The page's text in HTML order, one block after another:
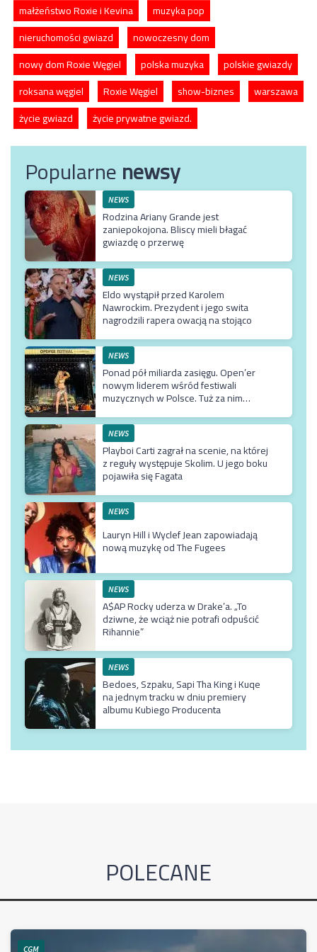
małżeństwo Roxie i Kevina
muzyka pop
nieruchomości gwiazd
nowoczesny dom
nowy dom Roxie Węgiel
polska muzyka
polskie gwiazdy
roksana węgiel
Roxie Węgiel show-biznes
warszawa
życie gwiazd
życie prywatne gwiazd.
Popularnenewsy
NEWS
Rodzina Ariany Grande jest
zaniepokojona. Bliscy mieli błagać
gwiazdę o przerwę
NEWS
Eldo wystąpił przed Karolem
Nawrockim. Prezydent i jego swita
nagrodzili rapera owacją na stojąco
NEWS
Ponad pół miliarda zasięgu. Open’er
nowym liderem wśród festiwali
muzycznych w Polsce. Tuż za nim
NEWS
Playboi Carti zagrał na scenie, na której
z reguły występuje Skolim. U jego boku
pojawiła się Fagata
NEWS
Lauryn Hill i Wyclef Jean zapowiadają
nową muzykę od The Fugees
NEWS
A$AP Rocky uderza w Drake’a. „To
dziwne, że wciąż nie potrafi odpuścić
Rihannie”
NEWS
Bedoes, Szpaku, Sapi Tha King i Kuqe
na jednym tracku w dniu premiery
albumu Kubiego Producenta
POLECANE
CGM